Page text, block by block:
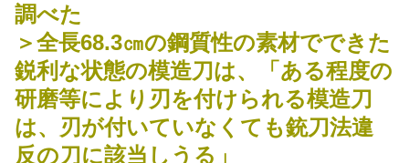
調べた
＞全長68.3㎝の鋼質性の素材でできた
鋭利な状態の模造刀は、「ある程度の
研磨等により刃を付けられる模造刀
は、刃が付いていなくても銃刀法違
反の刀に該当しうる」